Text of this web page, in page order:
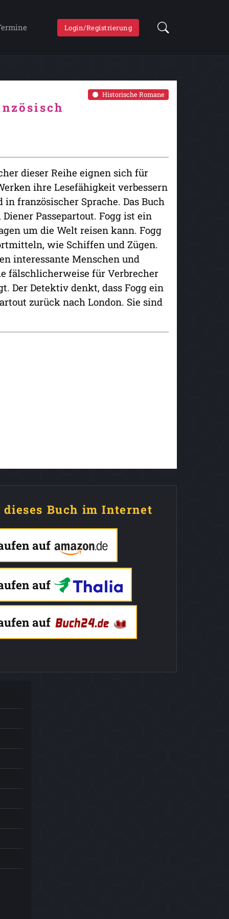
Login/Registrierung
Historische Romane
dieser Reihe eignen sich für
ihre Lesefähigkeit verbessern
französischer Sprache. Das Buch
Passepartout. Fogg ist ein
um die Welt reisen kann. Fogg
wie Schiffen und Zügen.
interessante Menschen und
fälschlicherweise für Verbrecher
Der Detektiv denkt, dass Fogg ein
zurück nach London. Sie sind
dieses Buch im Internet
auf
auf
auf